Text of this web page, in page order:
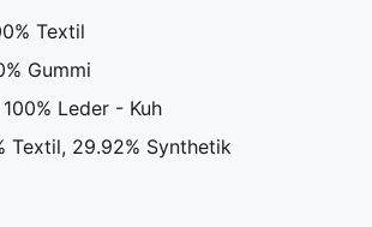
Textil
Gummi
Leder - Kuh
Textil, 29.92% Synthetik